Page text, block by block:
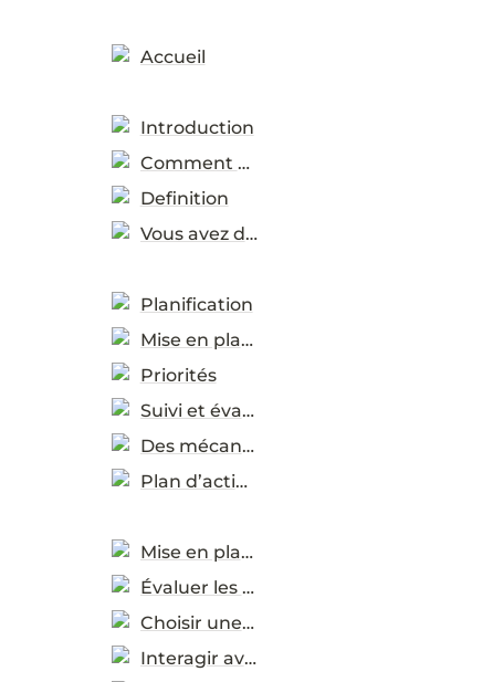
Accueil
Introduction
Comment utiliser
Definition
Vous avez demandées
Planification
Mise en place
Priorités
Suivi et évaluation
Des mécanismes d’assistance
Plan d’action
Mise en place
Évaluer les besoins réels
Choisir une méthode de passation de marchés
Interagir avec le marché